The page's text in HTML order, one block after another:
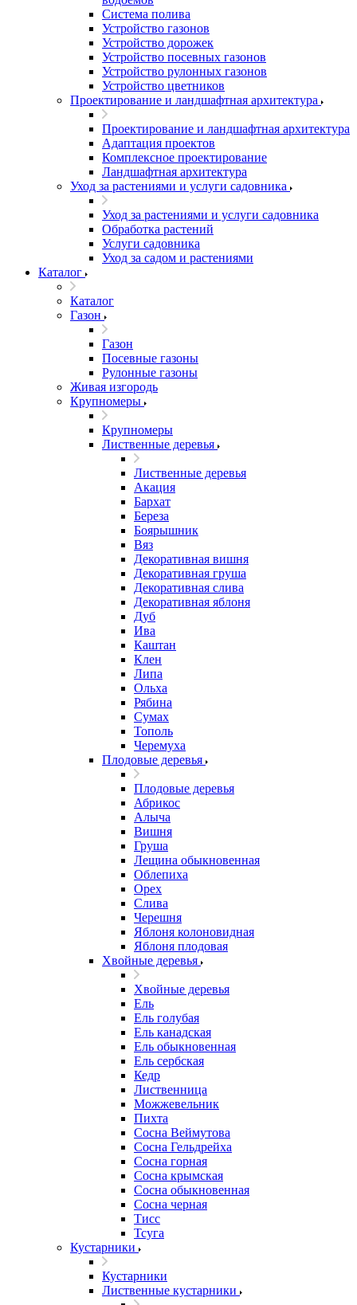
Система полива
Устройство газонов
Устройство дорожек
Устройство посевных газонов
Устройство рулонных газонов
Устройство цветников
Проектирование и ландшафтная архитектура
Проектирование и ландшафтная архитектура
Адаптация проектов
Комплексное проектирование
Ландшафтная архитектура
Уход за растениями и услуги садовника
Уход за растениями и услуги садовника
Обработка растений
Услуги садовника
Уход за садом и растениями
Каталог
Каталог
Газон
Газон
Посевные газоны
Рулонные газоны
Живая изгородь
Крупномеры
Крупномеры
Лиственные деревья
Лиственные деревья
Акация
Бархат
Береза
Боярышник
Вяз
Декоративная вишня
Декоративная груша
Декоративная слива
Декоративная яблоня
Дуб
Ива
Каштан
Клен
Липа
Ольха
Рябина
Сумах
Тополь
Черемуха
Плодовые деревья
Плодовые деревья
Абрикос
Алыча
Вишня
Груша
Лещина обыкновенная
Облепиха
Орех
Слива
Черешня
Яблоня колоновидная
Яблоня плодовая
Хвойные деревья
Хвойные деревья
Ель
Ель голубая
Ель канадская
Ель обыкновенная
Ель сербская
Кедр
Лиственница
Можжевельник
Пихта
Сосна Веймутова
Сосна Гельдрейха
Сосна горная
Сосна крымская
Сосна обыкновенная
Сосна черная
Тисс
Тсуга
Кустарники
Кустарники
Лиственные кустарники